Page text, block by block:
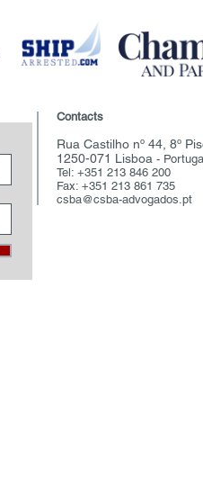
Contacts
Rua Castilho nº 44, 8º
1250-071 Lisboa -
Tel: +351 213 846 200
Fax: +351 213 861 735
csba@csba-advogados.pt